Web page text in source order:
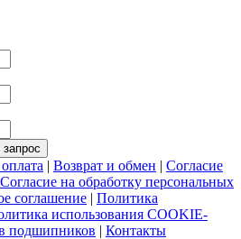
| Возврат и обмен | Согласие
Согласие на обработку персональных
соглашение | Политика
использования COOKIE-
подшипников | Контакты